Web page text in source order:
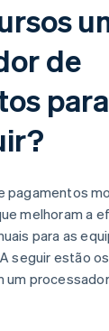
de
pagamentos
melhoram a
para as
seguir estão
um